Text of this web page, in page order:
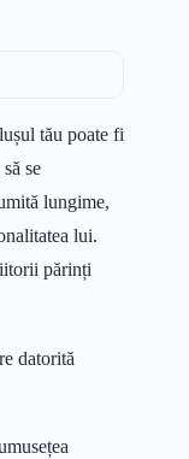
tău poate fi
se
lungime,
lui.
părinți
datorită